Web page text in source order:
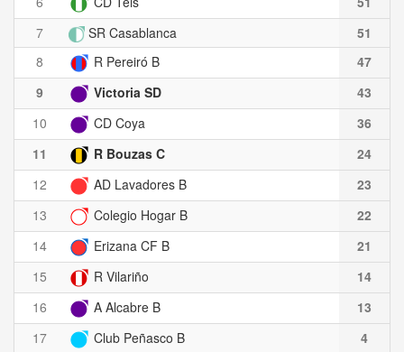
7
SR Casablanca
51
8
R Pereiró B
47
9
Victoria SD
43
10
CD Coya
36
11
R Bouzas C
24
12
AD Lavadores B
23
13
Colegio Hogar B
22
14
Erizana CF B
21
15
R Vilariño
14
16
A Alcabre B
13
17
Club Peñasco B 4